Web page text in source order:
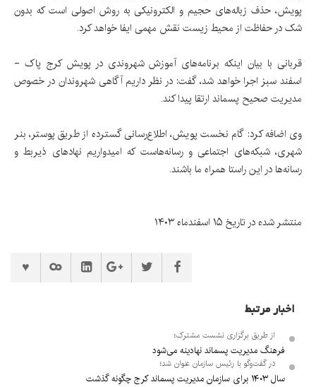
پویش، حذف زباله‌های حجیم و الکترونیکی به روش اصولی است که بدون
شک در حفاظت از محیط زیست نقش مهمی ایفا خواهد کرد.
قربانی با بیان اینکه برنامه‌های آموزش شهروندی در پویش کرج پاک -
اسفند سبز اجرا خواهد شد، گفت: در نظر داریم آگاهی شهروندان در خصوص
مدیریت صحیح پسماند ارتقا پیدا کند.
وی اضافه کرد: گام نخست پویش، اطلاع‌رسانی گسترده از طریق پوستر، بنر
شهری، شبکه‌های اجتماعی و رسانه‌هاست که‌ امیدواریم نهادهای ذیربط و
رسانه‌ها در این راستا همراه ما باشند.
منتشر شده در تاریخ ۱۵ اسفندماه ۱۴۰۳
اخبار مرتبط
از طریق برگزاری نشست مشترک؛
فرهنگ مدیریت پسماند نهادینه می‌شود
در گفت‌وگو با رئیس سازمان عنوان شد؛
سال ۱۴۰۳ برای سازمان مدیریت پسماند کرج چگونه گذشت